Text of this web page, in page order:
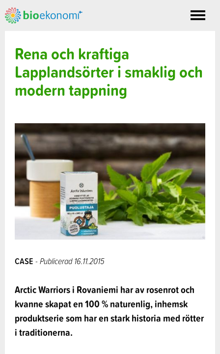
Toggle
Rena och kraftiga
Lapplandsörter i smaklig och
modern tappning
CASE - Publicerad 16.11.2015
Arctic Warriors i Rovaniemi har av rosenrot och
kvanne skapat en 100 % naturenlig, inhemsk
produktserie som har en stark historia med rötter
i traditionerna.